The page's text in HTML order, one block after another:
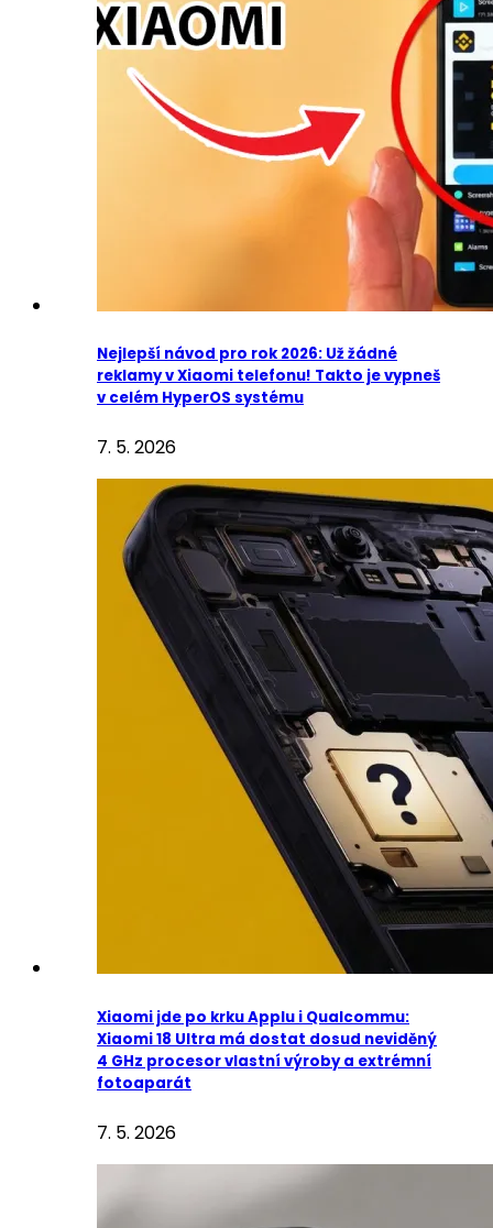
Nejlepší návod pro rok 2026: Už žádné
reklamy v Xiaomi telefonu! Takto je vypneš
v celém HyperOS systému
7. 5. 2026
Xiaomi jde po krku Applu i Qualcommu:
Xiaomi 18 Ultra má dostat dosud neviděný
4 GHz procesor vlastní výroby a extrémní
fotoaparát
7. 5. 2026